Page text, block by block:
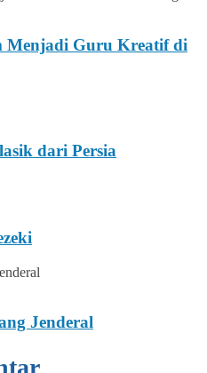
Menjadi Guru Kreatif di
dari Persia
Jenderal